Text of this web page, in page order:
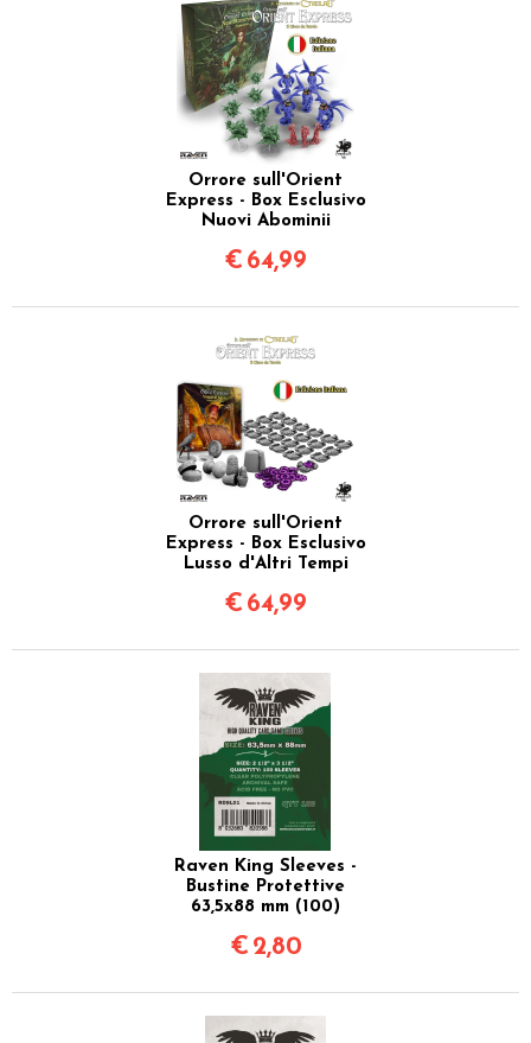
Orrore sull'Orient
Express - Box Esclusivo
Nuovi Abominii
€ 64,99
Orrore sull'Orient
Express - Box Esclusivo
Lusso d'Altri Tempi
€ 64,99
Raven King Sleeves -
Bustine Protettive
63,5x88 mm (100)
€ 2,80